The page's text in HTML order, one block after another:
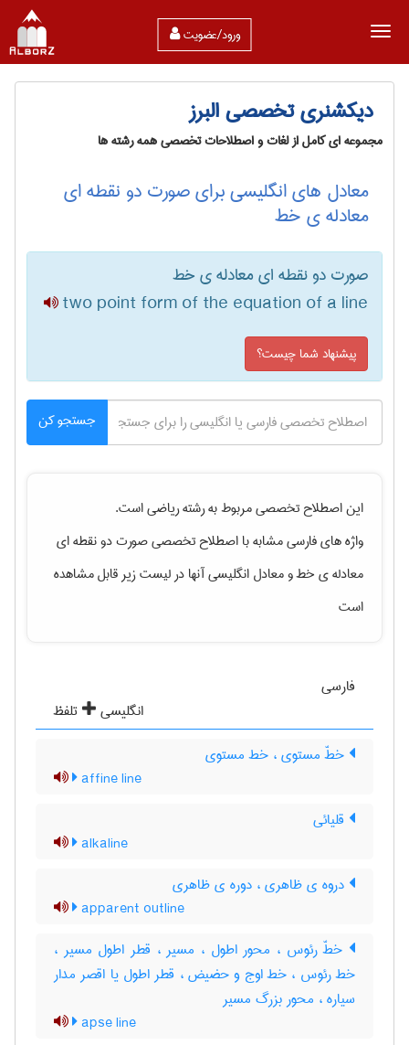
ورود/عضویت
دیکشنری تخصصی البرز
مجموعه ای کامل از لغات و اصطلاحات تخصصی همه رشته ها
معادل های انگلیسی برای صورت دو نقطه ای
معادله ی خط
صورت دو نقطه ای معادله ی خط
two point form of the equation of a line
پیشنهاد شما چیست؟
جستجو کن
این اصطلاح تخصصی مربوط به رشتهرياضیاست.
واژه های فارسی مشابه با اصطلاح تخصصیصورت دو نقطه ای
معادله ی خطو معادل انگلیسی آنها در لیست زیر قابل مشاهده
است
فارسی
انگلیسی
تلفظ
خطّ مستوی ، خط مستوی
affine line
قلیائی
alkaline
دروه ی ظاهری ، دوره ی ظاهری
apparent outline
خطّ رئوس ، محور اطول ، مسیر ، قطر اطول مسیر ،
خط رئوس ، خط اوج و حضیض ، قطر اطول یا اقصر مدار
سیاره ، محور بزرگ مسیر
apse line